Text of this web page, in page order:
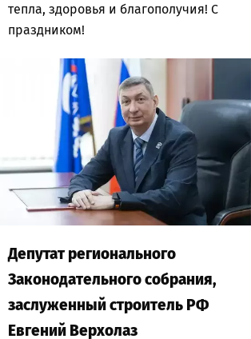
тепла, здоровья и благополучия! С
праздником!
Депутат регионального
Законодательного собрания,
заслуженный строитель РФ
Евгений Верхолаз